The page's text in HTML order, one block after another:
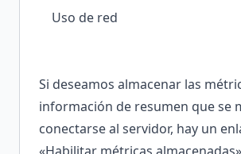
Uso de red
Si deseamos almacenar las
información de resumen que se
conectarse al servidor, hay un